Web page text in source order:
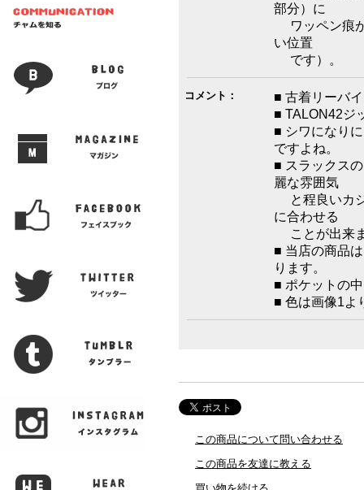
部分）に
ワッペン痕
い位置
です）。
コメント：
■ 古着リーバ
■ TALON42ジ
■ シワになり
ですよね。
■ スラックス
麗な雰囲気
と程良いカ
に合わせる
ことが出来
■ 当店の商品
ります。
■ ポケットの
■ 色は画像1よ
この商品について問い合わせる
この商品を友達に教える